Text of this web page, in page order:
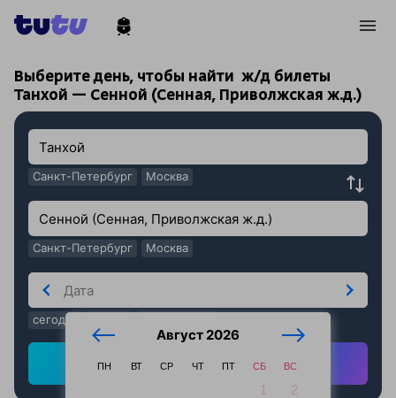
Выберите день, чтобы найти ж/д билеты
Танхой — Сенной (Сенная, Приволжская ж.д.)
Санкт-Петербург Москва
Санкт-Петербург Москва
Август 2026
ПН ВТ СР ЧТ ПТ СБ ВС
1
2
сегодня
Найти ж/д билеты